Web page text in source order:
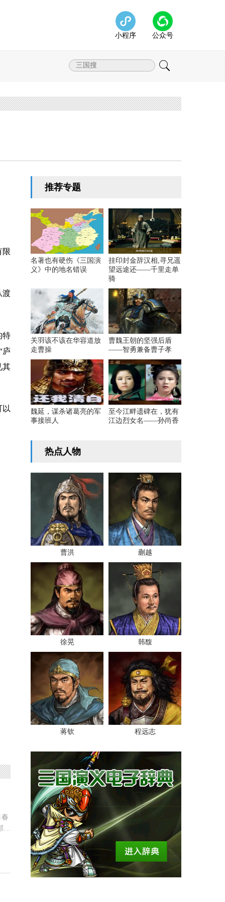
公众号
小程序
限
渡
特
庐
其
以
推荐专题
名著也有硬伤《三国演
义》中的地名错误
挂印封金辞汉相,寻兄遥
望远途还——千里走单
骑
关羽该不该在华容道放
走曹操
曹魏王朝的坚强后盾
——智勇兼备曹子孝
魏延，谋杀诸葛亮的军
事接班人
至今江畔遗碑在，犹有
江边烈女名——孙尚香
热点人物
曹洪 蒯越
徐晃 韩馥
蒋钦 程远志